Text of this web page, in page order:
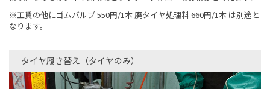
※工賃の他にゴムバルブ 550円/1本 廃タイヤ処理料 660円/1本 は別途と
なります。
タイヤ履き替え（タイヤのみ）​